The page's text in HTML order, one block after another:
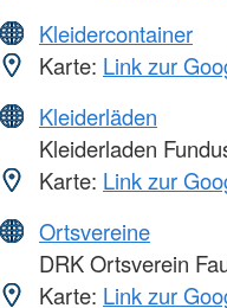
Kleidercontainer
Karte: Link zur
Kleiderläden
Kleiderladen
Karte: Link zur
Ortsvereine
DRK Ortsverein
Karte: Link zur